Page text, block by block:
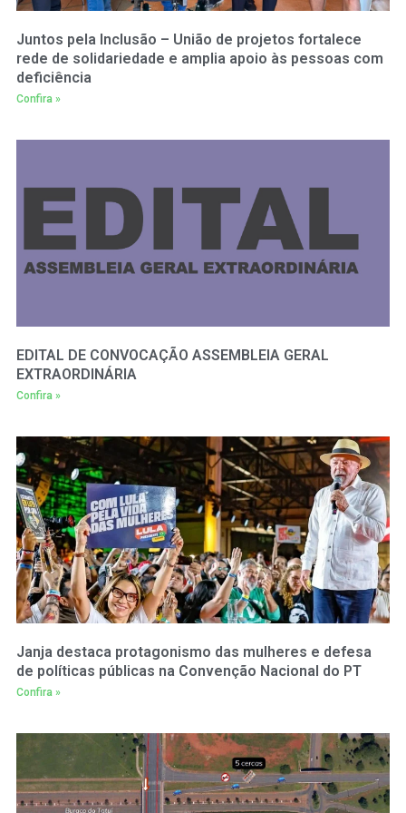
Juntos pela Inclusão – União de projetos fortalece
rede de solidariedade e amplia apoio às pessoas com
deficiência
Confira »
EDITAL DE CONVOCAÇÃO ASSEMBLEIA GERAL
EXTRAORDINÁRIA
Confira »
Janja destaca protagonismo das mulheres e defesa
de políticas públicas na Convenção Nacional do PT
Confira »